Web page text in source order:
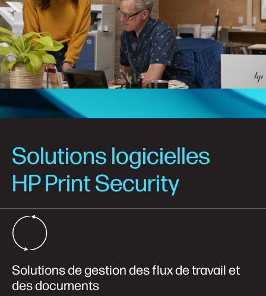
Solutions logicielles
HP Print Security
Solutions de gestion des flux de travail et
des documents